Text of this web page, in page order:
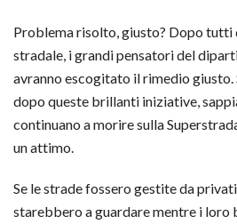
Problema risolto, giusto? Dopo tutti
stradale, i grandi pensatori del
avranno escogitato il rimedio giusto.
dopo queste brillanti iniziative,
continuano a morire sulla
un attimo.
Se le strade fossero gestite da
starebbero a guardare mentre i loro